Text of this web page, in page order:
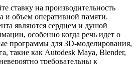
ставку на производительность
и объем оперативной памяти.
являются сердцем и душой
особенно когда речь идет о
программы для 3D-моделирования,
такие как Autodesk Maya, Blender,
требовательны к